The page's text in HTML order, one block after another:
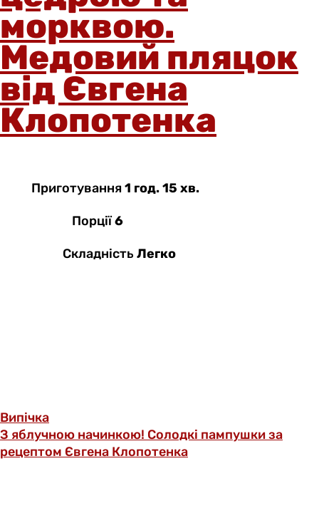
морквою.
Медовий пляцок
від Євгена
Клопотенка
Приготування1 год. 15 хв.
Порції6
Складність Легко
Випічка
З яблучною начинкою! Солодкі пампушки за
рецептом Євгена Клопотенка